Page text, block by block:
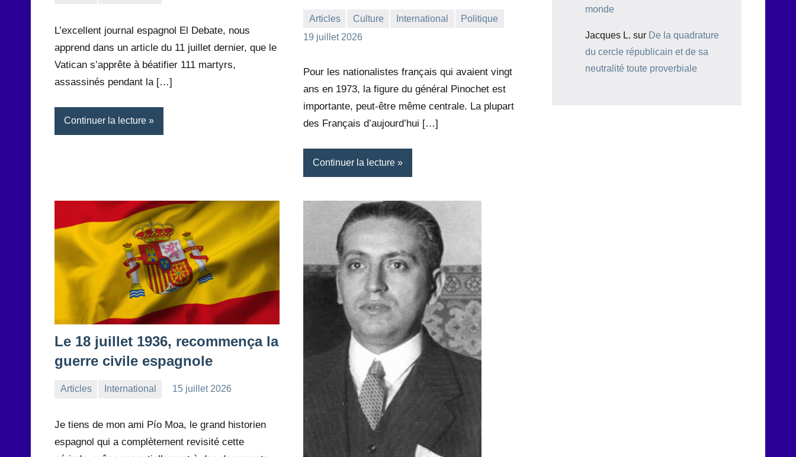
L’excellent journal espagnol El Debate, nous
apprend dans un article du 11 juillet dernier, que le
Vatican s’apprête à béatifier 111 martyrs,
assassinés pendant la […]
Continuer la lecture
Articles Culture International
Politique
19 juillet 2026
la
Aucun
Pour les nationalistes français qui avaient vingt
ans en 1973, la figure du général Pinochet est
importante, peut-être même centrale. La plupart
des Français d’aujourd’hui […]
Continuer la lecture
Le 18 juillet 1936, recommença la
guerre civile espagnole
Articles International
15 juillet 2026
Je tiens de mon ami Pío Moa, le grand historien
espagnol qui a complètement revisité cette
monde
Jacques L. sur De la quadrature
du cercle républicain et de sa
neutralité toute proverbiale